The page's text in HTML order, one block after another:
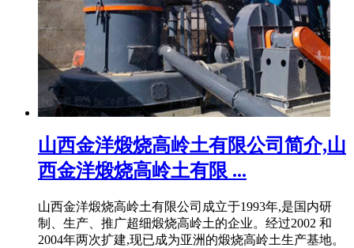
山西金洋煅烧高岭土有限公司简介,山
西金洋煅烧高岭土有限 ...
山西金洋煅烧高岭土有限公司成立于1993年,是国内研
制、生产、推广超细煅烧高岭土的企业。经过2002 和
2004年两次扩建,现已成为亚洲的煅烧高岭土生产基地。